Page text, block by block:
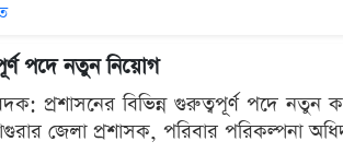
পদে নতুন নিয়োগ
প্রশাসনের বিভিন্ন গুরুত্বপূর্ণ পদে
জেলা প্রশাসক, পরিবার পরিকল্পনা